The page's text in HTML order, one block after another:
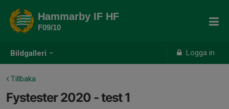
Bildgalleri Logga in
Hammarby IF HF
F09/10
Tillbaka
Fystester 2020 - test 1